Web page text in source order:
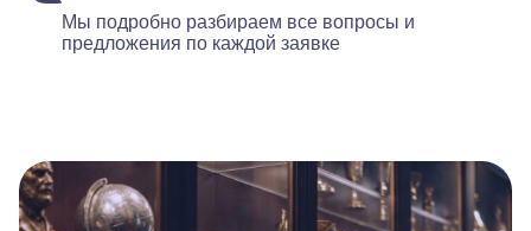
Мы подробно разбираем все вопросы и
предложения по каждой заявке